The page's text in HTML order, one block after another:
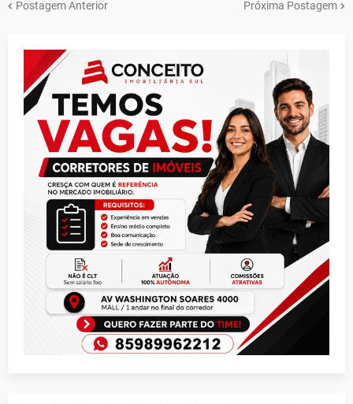
Postagem Anterior Próxima Postagem